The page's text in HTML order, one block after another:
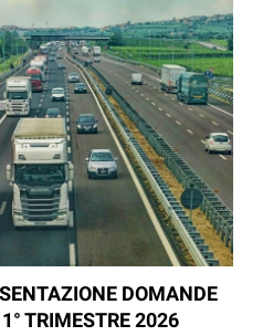
DOMANDE
TRIMESTRE 2026